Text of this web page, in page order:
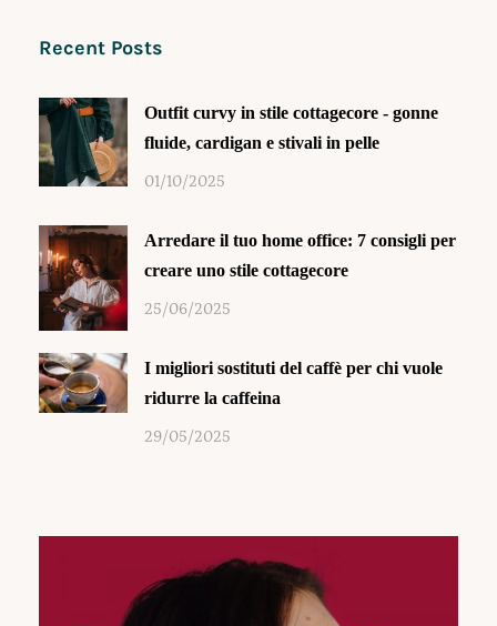
Recent Posts
Outfit curvy in stile cottagecore - gonne
fluide, cardigan e stivali in pelle
01/10/2025
Arredare il tuo home office: 7 consigli per
creare uno stile cottagecore
25/06/2025
I migliori sostituti del caffè per chi vuole
ridurre la caffeina
29/05/2025